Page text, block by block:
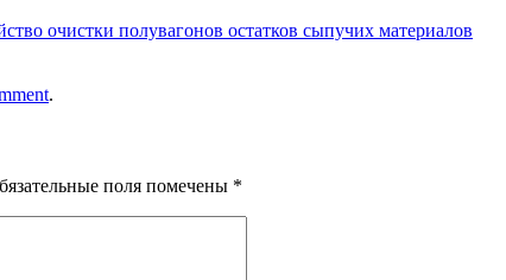
очистки полувагонов остатков сыпучих материалов
.
поля помечены *